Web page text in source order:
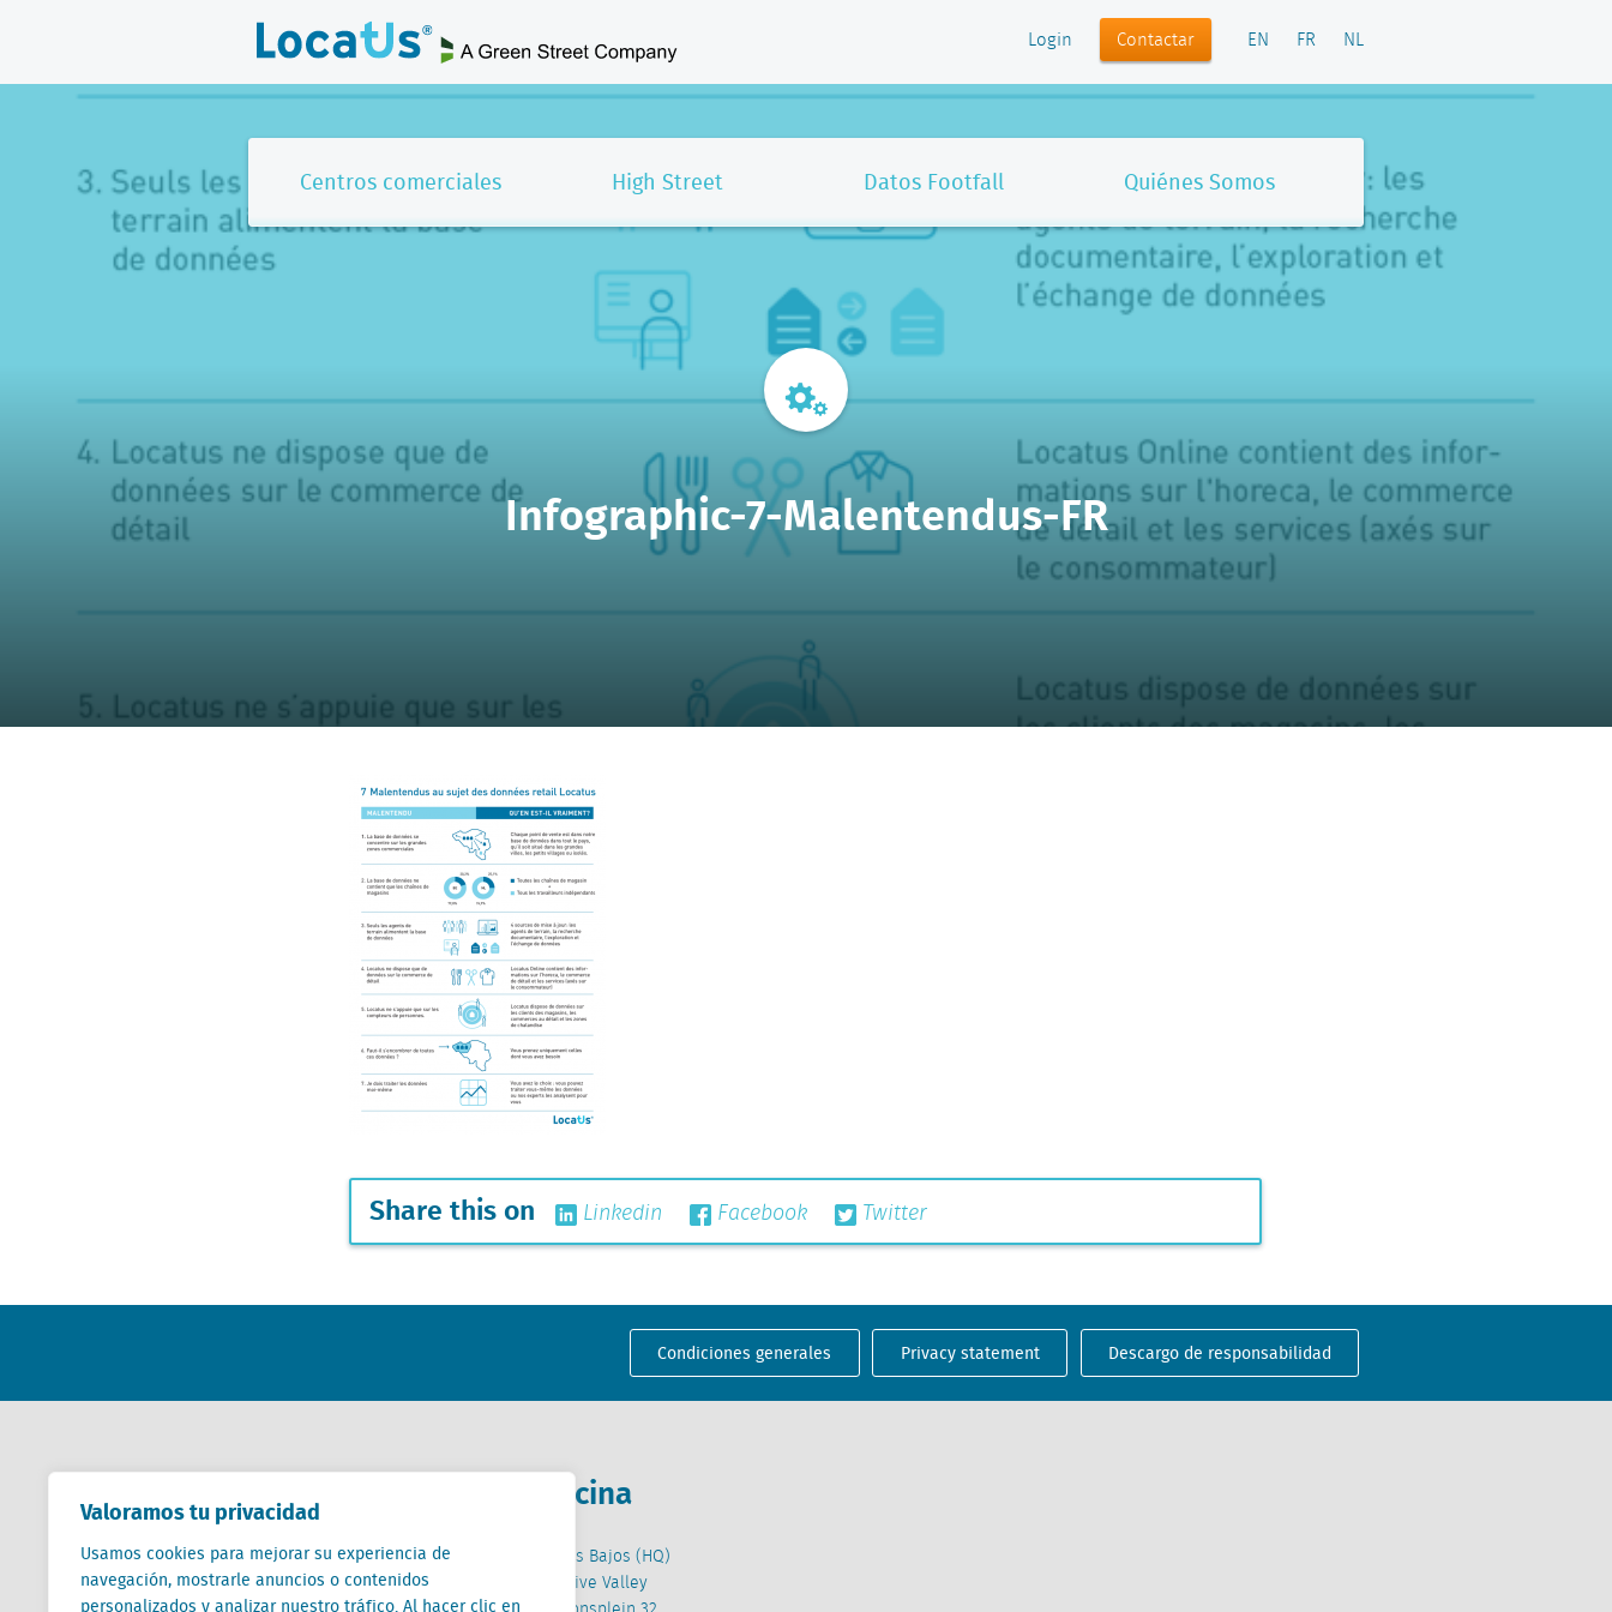
Valoramos tu privacidad
Usamos cookies para mejorar su experiencia de
navegación, mostrarle anuncios o contenidos
personalizados y analizar nuestro tráfico. Al hacer clic en
Login Contactar EN FR NL
Centros comerciales High Street Datos Footfall Quiénes Somos
Infographic-7-Malentendus-FR
Share this on Linkedin Facebook Twitter
Condiciones generales Privacy statement Descargo de responsabilidad
Contactar
+31 (0) 85 760 3283
+32 (0) 2 267 2800
Oficina
Países Bajos (HQ)
Creative Valley